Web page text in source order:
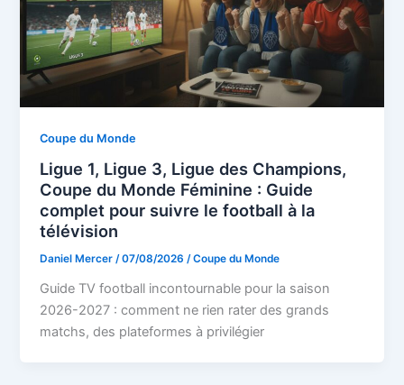
Coupe du Monde
Ligue 1, Ligue 3, Ligue des Champions,
Coupe du Monde Féminine : Guide
complet pour suivre le football à la
télévision
Daniel Mercer/07/08/2026/Coupe du Monde
Guide TV football incontournable pour la saison
2026-2027 : comment ne rien rater des grands
matchs, des plateformes à privilégier